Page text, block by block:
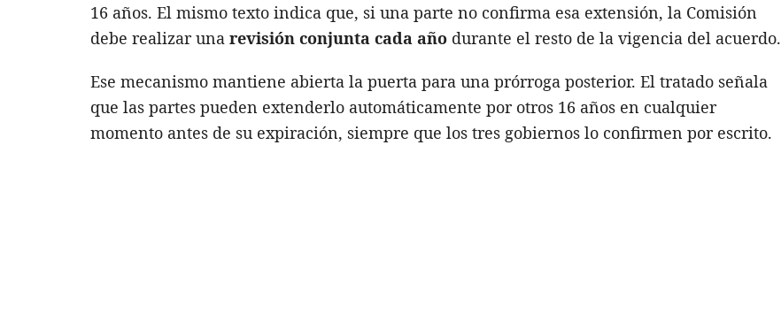
16 años. El mismo texto indica que, si una parte no confirma esa extensión, la Comisión
debe realizar una revisión conjunta cada año durante el resto de la vigencia del acuerdo.
Ese mecanismo mantiene abierta la puerta para una prórroga posterior. El tratado señala
que las partes pueden extenderlo automáticamente por otros 16 años en cualquier
momento antes de su expiración, siempre que los tres gobiernos lo confirmen por escrito.